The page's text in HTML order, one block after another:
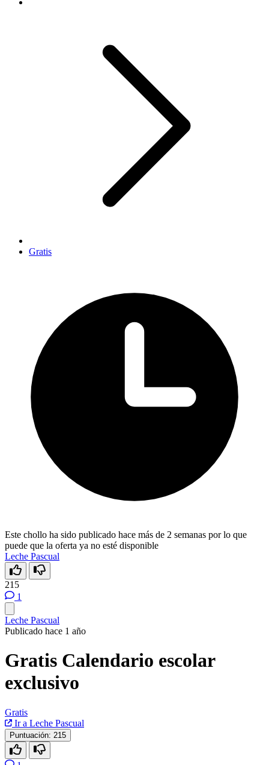
Gratis
Este chollo ha sido publicado hace más de 2 semanas por lo que
puede que la oferta ya no esté disponible
Leche Pascual
215
1
Leche Pascual
Publicado hace 1 año
Gratis Calendario escolar
exclusivo
Gratis
Ir a Leche Pascual
Puntuación: 215